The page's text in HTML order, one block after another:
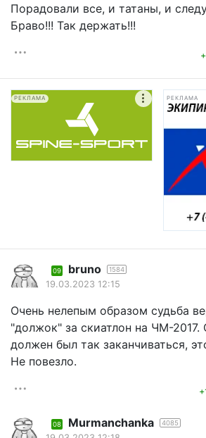
Порадовали все, и татаны, и
Браво!!! Так держать!!!
РЕКЛАМА РЕКЛАМА
09 bruno 1584
19.03.2023 12:15
Очень нелепым образом судьба
"должок" за скиатлон на ЧМ-2017.
должен был так заканчиваться,
Не повезло.
08 Murmanchanka 4085